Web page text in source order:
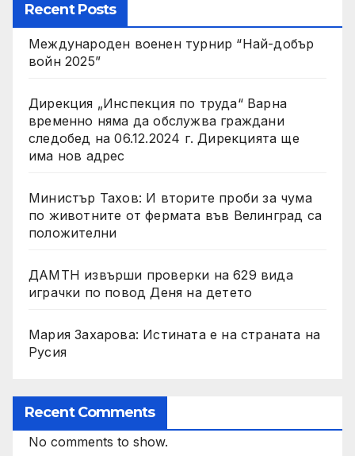
Recent Posts
Международен военен турнир “Най-добър
войн 2025”
Дирекция „Инспекция по труда“ Варна
временно няма да обслужва граждани
следобед на 06.12.2024 г. Дирекцията ще
има нов адрес
Министър Тахов: И вторите проби за чума
по животните от фермата във Велинград са
положителни
ДАМТН извърши проверки на 629 вида
играчки по повод Деня на детето
Мария Захарова: Истината е на страната на
Русия
Recent Comments
No comments to show.